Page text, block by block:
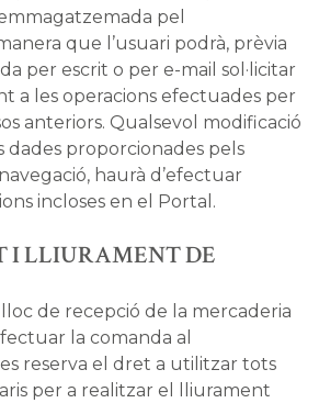
pel
que l’usuari podrà, prèvia
per escrit o per e-mail sol·licitar
a les operacions efectuades per
anteriors. Qualsevol modificació
dades proporcionades pels
haurà d’efectuar
incloses en el Portal.
I LLIURAMENT DE
lloc de recepció de la mercaderia
la comanda al
es reserva el dret a utilitzar tots
per a realitzar el lliurament